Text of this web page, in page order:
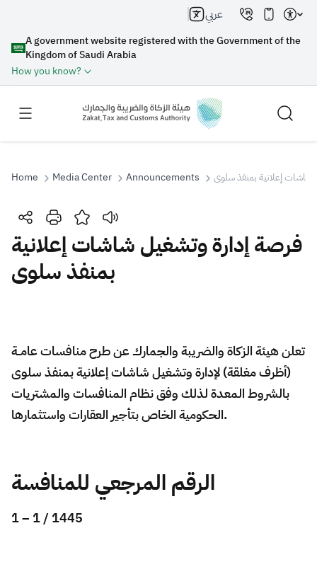
A government website registered with the Government of the
Kingdom of Saudi Arabia
How you know?
عربي
Search
Search Search AI
Zakat Customs VAT
Tax Declaration
Real Estate Transactions
Home Media Center Announcements إعلانية بمنفذ سلوى
فرصة إدارة وتشغيل شاشات إعلانية
بمنفذ سلوى
تعلن هيئة الزكاة والضريبة والجمارك عن طرح منافسات عامــة
(أظرف مغلقة) لإدارة وتشغيل شاشات إعلانية بمنفذ سلوى
بالشروط المعدة لذلك وفق نظام المنافسات والمشتريات
الحكومية الخاص بتأجير العقارات واستثمارها.
الرقم المرجعي للمنافسة
1 – 1 / 1445